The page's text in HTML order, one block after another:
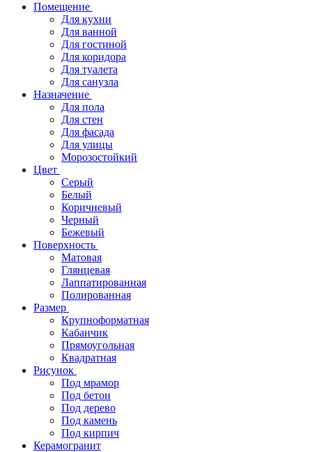
Помещение
Для кухни
Для ванной
Для гостиной
Для коридора
Для туалета
Для санузла
Назначение
Для пола
Для стен
Для фасада
Для улицы
Морозостойкий
Цвет
Серый
Белый
Коричневый
Черный
Бежевый
Поверхность
Матовая
Глянцевая
Лаппатированная
Полированная
Размер
Крупноформатная
Кабанчик
Прямоугольная
Квадратная
Рисунок
Под мрамор
Под бетон
Под дерево
Под камень
Под кирпич
Керамогранит